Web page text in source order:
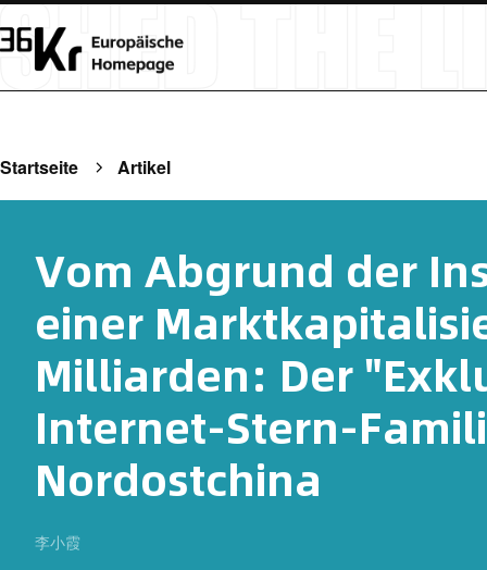
Startseite Artikel
Vom Abgrund der
einer
Milliarden: Der
Internet-Stern-
Nordostchina
李小霞